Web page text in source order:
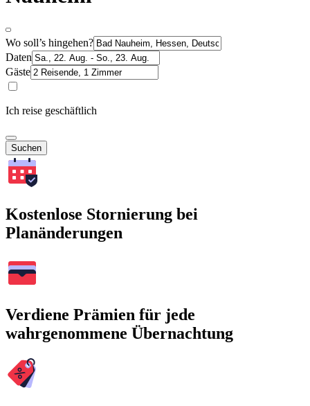
Wo soll’s hingehen?
Daten
Gäste
Ich reise geschäftlich
Suchen
Kostenlose Stornierung bei
Planänderungen
Verdiene Prämien für jede
wahrgenommene Übernachtung